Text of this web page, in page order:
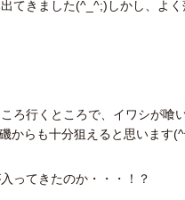
てきました(^_^;)しかし、よ
ろ行くところで、イワシが喰
からも十分狙えると思います
ってきたのか・・・！？